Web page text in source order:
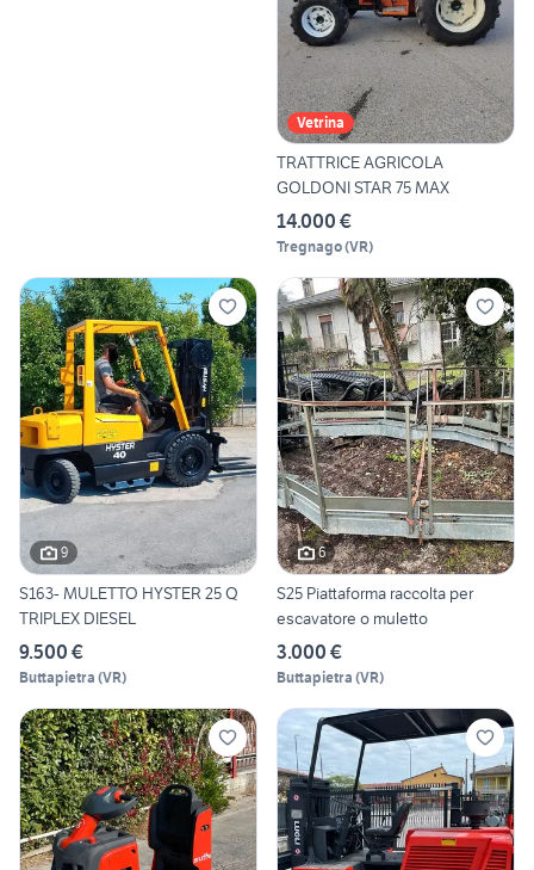
Vetrina
TRATTRICE AGRICOLA
GOLDONI STAR 75 MAX
14.000 €
Tregnago(VR)
9
S163- MULETTO HYSTER 25 Q
TRIPLEX DIESEL
9.500 €
Buttapietra (VR)
6
S25 Piattaforma raccolta per
escavatore o muletto
3.000 €
Buttapietra (VR)